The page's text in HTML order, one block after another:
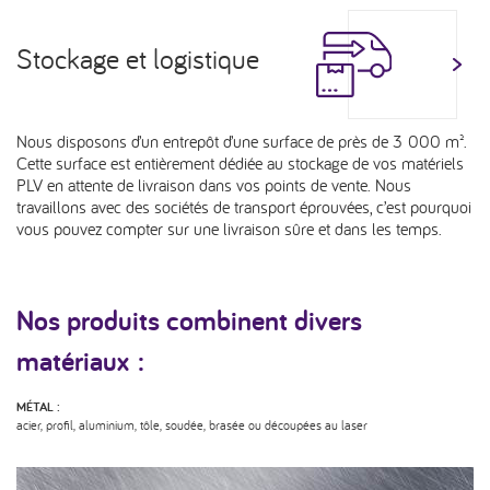
Stockage et logistique
Nous disposons d’un entrepôt d’une surface de près de 3 000 m².
Cette surface est entièrement dédiée au stockage de vos matériels
PLV en attente de livraison dans vos points de vente. Nous
travaillons avec des sociétés de transport éprouvées, c’est pourquoi
vous pouvez compter sur une livraison sûre et dans les temps.
Nos produits combinent divers
matériaux :
MÉTAL :
acier, profil, aluminium, tôle, soudée, brasée ou découpées au laser